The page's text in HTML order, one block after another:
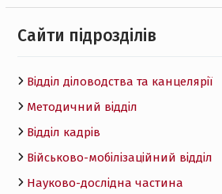
Cайти підрозділів
Відділ діловодства та канцелярії
Методичний відділ
Відділ кадрів
Військово-мобілізаційний відділ
Науково-дослідна частина